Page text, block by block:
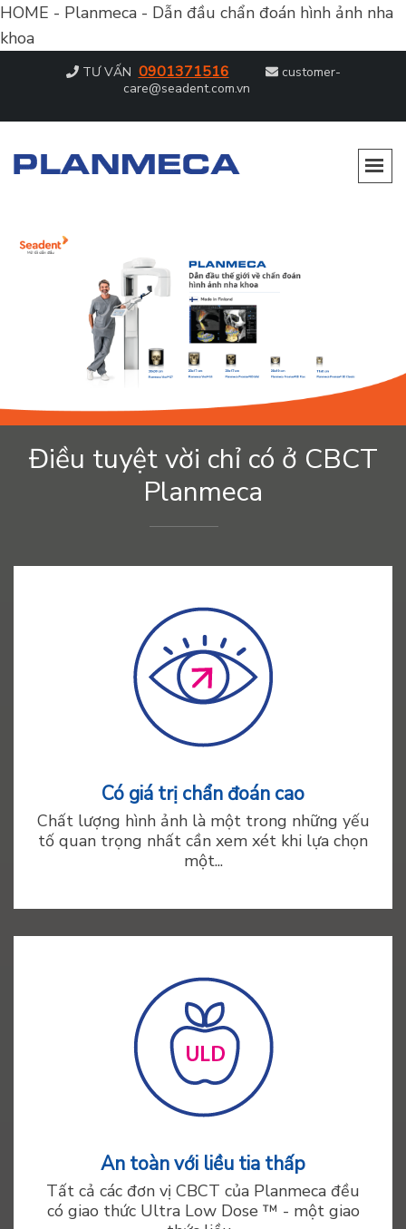
HOME - Planmeca - Dẫn đầu chẩn đoán hình ảnh nha
khoa
TƯ VẤN 0901371516
customer-
care@seadent.com.vn
Điều tuyệt vời chỉ có ở CBCT
Planmeca
Có giá trị chẩn đoán cao
Chất lượng hình ảnh là một trong những yếu
tố quan trọng nhất cần xem xét khi lựa chọn
một...
An toàn với liều tia thấp
Tất cả các đơn vị CBCT của Planmeca đều
có giao thức Ultra Low Dose ™ - một giao